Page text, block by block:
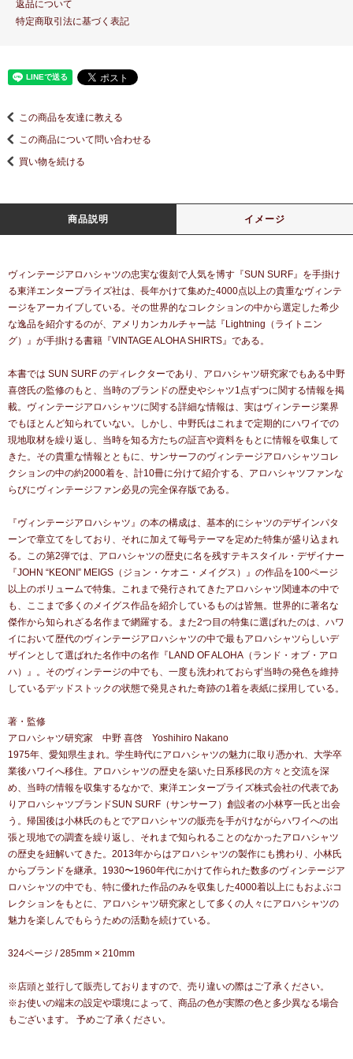
返品について
特定商取引法に基づく表記
この商品を友達に教える
この商品について問い合わせる
買い物を続ける
商品説明 イメージ
ヴィンテージアロハシャツの忠実な復刻で人気を博す『SUN SURF』を手掛け
る東洋エンタープライズ社は、長年かけて集めた4000点以上の貴重なヴィンテ
ージをアーカイブしている。その世界的なコレクションの中から選定した希少
な逸品を紹介するのが、アメリカンカルチャー誌『Lightning（ライトニン
グ）』が手掛ける書籍『VINTAGE ALOHA SHIRTS』である。
本書では SUN SURF のディレクターであり、アロハシャツ研究家でもある中野
喜啓氏の監修のもと、当時のブランドの歴史やシャツ1点ずつに関する情報を掲
載。ヴィンテージアロハシャツに関する詳細な情報は、実はヴィンテージ業界
でもほとんど知られていない。しかし、中野氏はこれまで定期的にハワイでの
現地取材を繰り返し、当時を知る方たちの証言や資料をもとに情報を収集して
きた。その貴重な情報とともに、サンサーフのヴィンテージアロハシャツコレ
クションの中の約2000着を、計10冊に分けて紹介する、アロハシャツファンな
らびにヴィンテージファン必見の完全保存版である。
『ヴィンテージアロハシャツ』の本の構成は、基本的にシャツのデザインパタ
ーンで章立てをしており、それに加えて毎号テーマを定めた特集が盛り込まれ
る。この第2弾では、アロハシャツの歴史に名を残すテキスタイル・デザイナー
『JOHN “KEONI” MEIGS（ジョン・ケオニ・メイグス）』の作品を100ページ
以上のボリュームで特集。これまで発行されてきたアロハシャツ関連本の中で
も、ここまで多くのメイグス作品を紹介しているものは皆無。世界的に著名な
傑作から知られざる名作まで網羅する。また2つ目の特集に選ばれたのは、ハワ
イにおいて歴代のヴィンテージアロハシャツの中で最もアロハシャツらしいデ
ザインとして選ばれた名作中の名作『LAND OF ALOHA（ランド・オブ・アロ
ハ）』。そのヴィンテージの中でも、一度も洗われておらず当時の発色を維持
しているデッドストックの状態で発見された奇跡の1着を表紙に採用している。
著・監修
アロハシャツ研究家 中野 喜啓 Yoshihiro Nakano
1975年、愛知県生まれ。学生時代にアロハシャツの魅力に取り憑かれ、大学卒
業後ハワイへ移住。アロハシャツの歴史を築いた日系移民の方々と交流を深
め、当時の情報を収集するなかで、東洋エンタープライズ株式会社の代表であ
りアロハシャツブランドSUN SURF（サンサーフ）創設者の小林亨一氏と出会
う。帰国後は小林氏のもとでアロハシャツの販売を手がけながらハワイへの出
張と現地での調査を繰り返し、それまで知られることのなかったアロハシャツ
の歴史を紐解いてきた。2013年からはアロハシャツの製作にも携わり、小林氏
からブランドを継承。1930〜1960年代にかけて作られた数多のヴィンテージア
ロハシャツの中でも、特に優れた作品のみを収集した4000着以上にもおよぶコ
レクションをもとに、アロハシャツ研究家として多くの人々にアロハシャツの
魅力を楽しんでもらうための活動を続けている。
324ページ / 285mm × 210mm
※店頭と並行して販売しておりますので、売り違いの際はご了承ください。
※お使いの端末の設定や環境によって、商品の色が実際の色と多少異なる場合
もございます。 予めご了承ください。